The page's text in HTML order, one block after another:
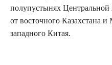
полупустынях Центральной
от восточного Казахстана
западного Китая.